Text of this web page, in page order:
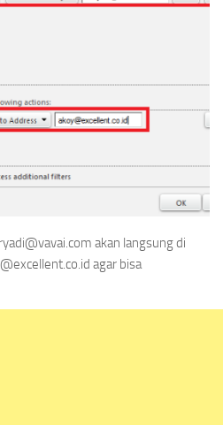
akan langsung di
agar bisa